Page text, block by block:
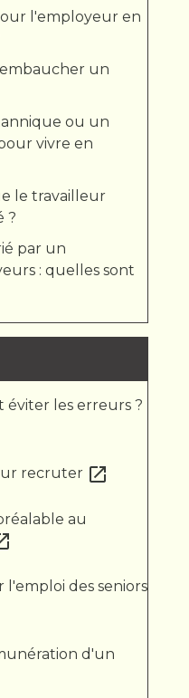
l'employeur en
un
ou un
vivre en
le travailleur
?
par un
: quelles sont
éviter les erreurs ?
recruter open_in_new
au
l'emploi des seniors
d'un